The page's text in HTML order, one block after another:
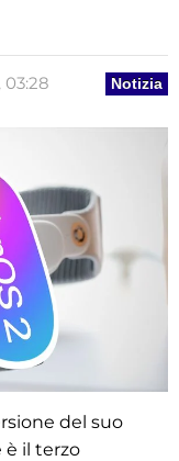
Notizia
03:28
del suo
è il terzo